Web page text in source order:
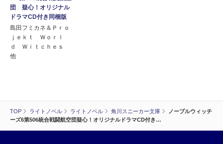
TOP ライトノベル ライトノベル 角川スニーカー文庫
ノーブルウィッチ
ーズ6第506統合戦闘航空団疑心！オリジナルドラマCD付き…
団 疑心！オリジナル
ドラマCD付き同梱版
島田フミカネ＆Ｐｒｏ
ｊｅｋｔ Ｗｏｒｌ
ｄ Ｗｉｔｃｈｅｓ
他